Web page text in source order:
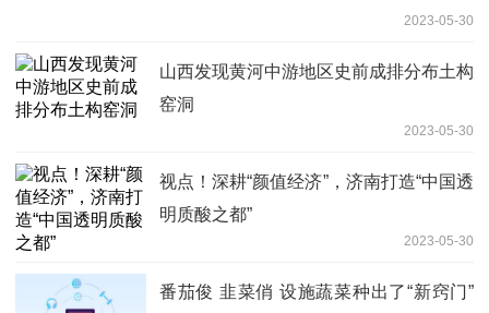
2023-05-30
山西发现黄河中游地区史前成排分布土构
窑洞
2023-05-30
视点！深耕“颜值经济”，济南打造“中国透
明质酸之都”
2023-05-30
番茄俊 韭菜俏 设施蔬菜种出了“新窍门”